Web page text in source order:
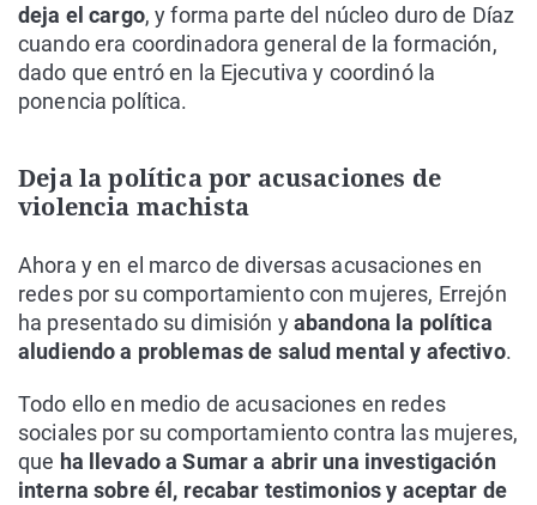
deja el cargo, y forma parte del núcleo duro de Díaz
cuando era coordinadora general de la formación,
dado que entró en la Ejecutiva y coordinó la
ponencia política.
Deja la política por acusaciones de
violencia machista
Ahora y en el marco de diversas acusaciones en
redes por su comportamiento con mujeres, Errejón
ha presentado su dimisión yabandona la política
aludiendo a problemas de salud mental y afectivo.
Todo ello en medio de acusaciones en redes
sociales por su comportamiento contra las mujeres,
que ha llevado a Sumar a abrir una investigación
interna sobre él, recabar testimonios y aceptar de